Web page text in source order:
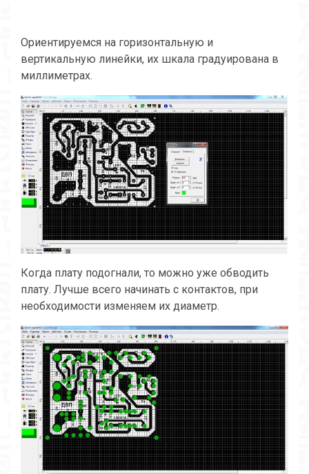
Ориентируемся на горизонтальную и
вертикальную линейки, их шкала градуирована в
миллиметрах.
Когда плату подогнали, то можно уже обводить
плату. Лучше всего начинать с контактов, при
необходимости изменяем их диаметр.